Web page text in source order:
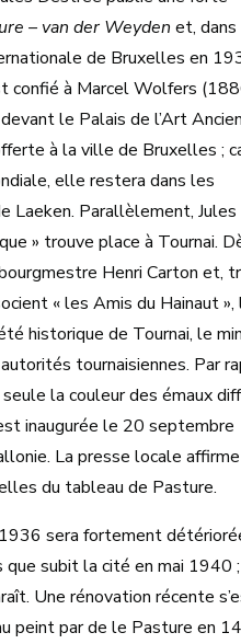
– van der Weyden et,
de Bruxelles en
confié à Marcel Wolfers
le Palais de l’Art
à la ville de Bruxelles ;
elle restera dans les
Laeken. Parallèlement, Jules
» trouve place à Tournai.
Henri Carton et,
« les Amis du Hainaut »,
historique de Tournai, le
tournaisiennes. Par
la couleur des émaux
inaugurée le 20
La presse locale
du tableau de Pasture.
sera fortement
subit la cité en mai 1940
Une rénovation récente
peint par de le Pasture en